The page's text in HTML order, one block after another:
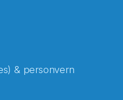
& personvern